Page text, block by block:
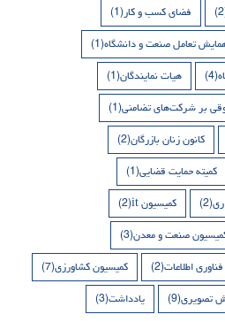
فضای کسب و کار(1)
تعامل صنعت و دانشگاه(1)
(4) هیات نمایندگان(1)
بر شرکت‌های تضامنی(1)
کانون زنان بازرگان(2)
کمیته حمایت قضایی(1)
(2) کمیسیون it (2)
صنعت و معدن(3)
اطلاعات(2) کمیسیون کشاورزی(7)
تصویری(9) یادداشت(3)